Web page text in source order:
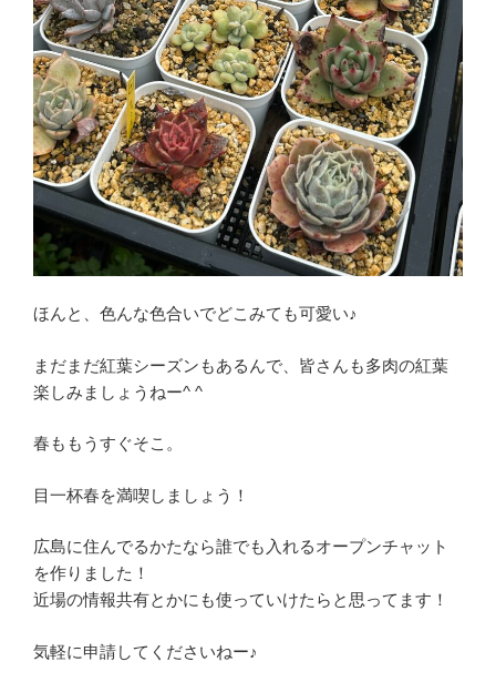
ほんと、色んな色合いでどこみても可愛い♪
まだまだ紅葉シーズンもあるんで、皆さんも多肉の紅葉
楽しみましょうねー^ ^
春ももうすぐそこ。
目一杯春を満喫しましょう！
広島に住んでるかたなら誰でも入れるオープンチャット
を作りました！
近場の情報共有とかにも使っていけたらと思ってます！
気軽に申請してくださいねー♪